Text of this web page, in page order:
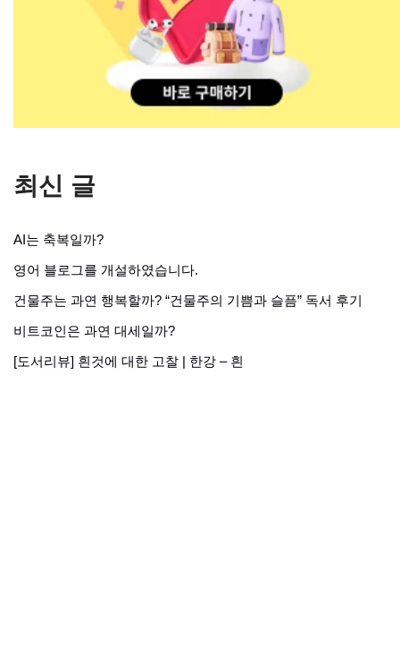
최신 글
AI는 축복일까?
영어 블로그를 개설하였습니다.
건물주는 과연 행복할까? “건물주의 기쁨과 슬픔” 독서 후기
비트코인은 과연 대세일까?
[도서리뷰] 흰것에 대한 고찰 | 한강 – 흰